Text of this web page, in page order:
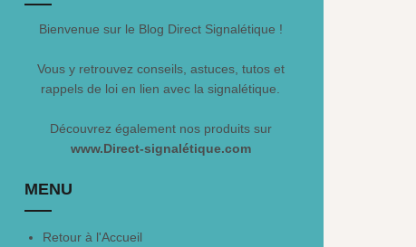
Bienvenue sur le Blog Direct Signalétique !
Vous y retrouvez conseils, astuces, tutos et
rappels de loi en lien avec la signalétique.
Découvrez également nos produits sur
www.Direct-signalétique.com
MENU
Retour à l'Accueil